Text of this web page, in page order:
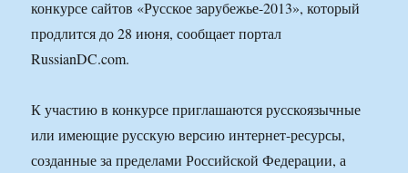
конкурсе сайтов «Русское зарубежье-2013», который
продлится до 28 июня, сообщает портал
RussianDC.com.
К участию в конкурсе приглашаются русскоязычные
или имеющие русскую версию интернет-ресурсы,
созданные за пределами Российской Федерации, а